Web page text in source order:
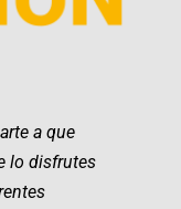
a que
lo disfrutes